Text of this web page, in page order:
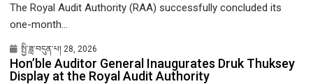
The Royal Audit Authority (RAA) successfully concluded its
one-month...
སྤྱི་ཟླ་བདུན་པ། 28, 2026
Hon’ble Auditor General Inaugurates Druk Thuksey
Display at the Royal Audit Authority